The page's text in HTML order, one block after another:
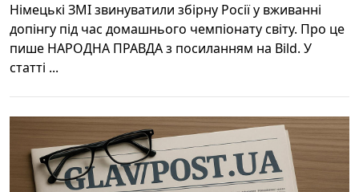
Німецькі ЗМІ звинуватили збірну Росії у вживанні
допінгу під час домашнього чемпіонату світу. Про це
пише НАРОДНА ПРАВДА з посиланням на Bild. У
статті ...